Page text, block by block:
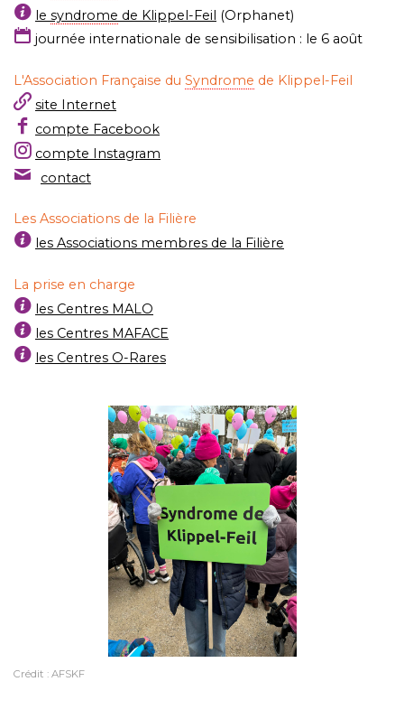
le syndrome de Klippel-Feil (Orphanet)
journée internationale de sensibilisation : le 6 août
L'Association Française du Syndrome de Klippel-Feil
site Internet
compte Facebook
compte Instagram
contact
Les Associations de la Filière
les Associations membres de la Filière
La prise en charge
les Centres MALO
les Centres MAFACE
les Centres O-Rares
Crédit : AFSKF